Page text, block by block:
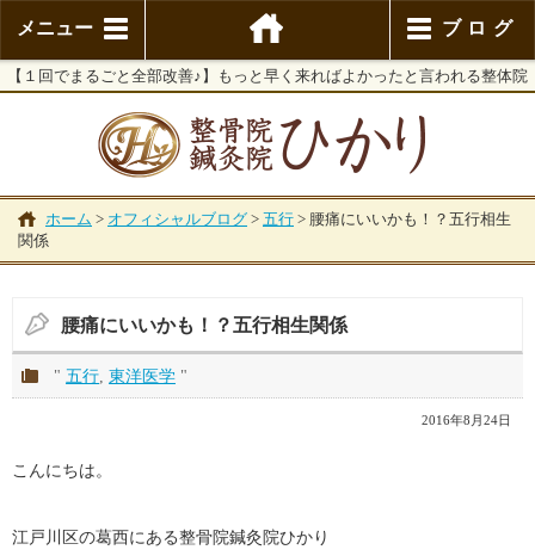
メニュー ブログ
【１回でまるごと全部改善♪】もっと早く来ればよかったと言われる整体院
ホーム > オフィシャルブログ > 五行 > 腰痛にいいかも！？五行相生
関係
腰痛にいいかも！？五行相生関係
" 五行 東洋医学 "
2016年8月24日
こんにちは。
江戸川区の葛西にある整骨院鍼灸院ひかり